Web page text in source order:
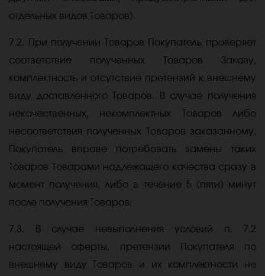
отдельных видов Товаров).
7.2. При получении Товаров Покупатель проверяет
соответствие полученных Товаров Заказу,
комплектность и отсутствие претензий к внешнему
виду доставленного Товаров. В случае получения
некачественных, некомплектных Товаров либо
несоответствия полученных Товаров заказанному,
Покупатель вправе потребовать замены таких
Товаров Товарами надлежащего качества сразу в
момент получения, либо в течение 5 (пяти) минут
после получения Товаров.
7.3. В случае невыполнения условий п. 7.2
настоящей оферты, претензии Покупателя по
внешнему виду Товаров и их комплектности не